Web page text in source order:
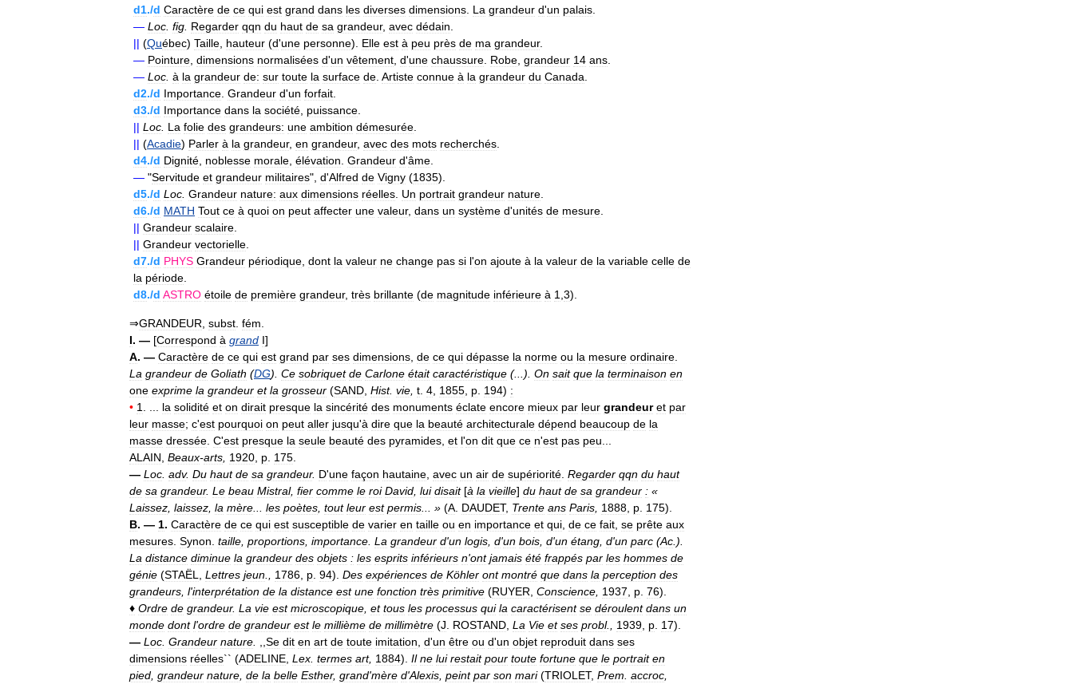
d1./d Caractère de ce qui est grand dans les diverses dimensions La grandeur d'un palais
— Loc fig Regarder qqn du haut de sa grandeur, avec dédain
|| (Québec) Taille hauteur (d'une personne). Elle est à peu près de ma grandeur.
— Pointure dimensions normalisées d'un vêtement d'une chaussure Robe grandeur 14 ans
— Loc à la grandeur de: sur toute la surface de Artiste connue à la grandeur du Canada
d2./d Importance Grandeur d'un forfait
d3./d Importance dans la société puissance
|| Loc La folie des grandeurs: une ambition démesurée
|| (Acadie) Parler à la grandeur, en grandeur, avec des mots recherchés
d4./d Dignité noblesse morale élévation Grandeur d'âme
— "Servitude et grandeur militaires", d'Alfred de Vigny (1835).
d5./d Loc Grandeur nature: aux dimensions réelles Un portrait grandeur nature
d6./d MATH Tout ce à quoi on peut affecter une valeur, dans un système d'unités de mesure
|| Grandeur scalaire
|| Grandeur vectorielle
d7./d PHYS Grandeur périodique dont la valeur ne change pas si l'on ajoute à la valeur de la variable celle de
la période
d8./d ASTRO étoile de première grandeur, très brillante (de magnitude inférieure à 1 3).
⇒GRANDEUR subst fém
I. — [Correspond à grand I]
A. — Caractère de ce qui est grand par ses dimensions de ce qui dépasse la norme ou la mesure ordinaire
La grandeur de Goliath (DG). Ce sobriquet de Carlone était caractéristique (...). On sait que la terminaison en
one exprime la grandeur et la grosseur (SAND Hist. vie t 4 1855 p 194) :
• 1 la solidité et on dirait presque la sincérité des monuments éclate encore mieux par leur grandeur et par
leur masse; c'est pourquoi on peut aller jusqu'à dire que la beauté architecturale dépend beaucoup de la
masse dressée C'est presque la seule beauté des pyramides et l'on dit que ce n'est pas peu
ALAIN Beaux-arts 1920 p 175
— Loc adv. Du haut de sa grandeur. D'une façon hautaine avec un air de supériorité Regarder qqn du haut
de sa grandeur. Le beau Mistral, fier comme le roi David lui disait [à la vieille] du haut de sa grandeur : «
Laissez laissez la mère les poètes tout leur est permis ... » (A DAUDET, Trente ans Paris 1888 p 175).
B. — 1. Caractère de ce qui est susceptible de varier en taille ou en importance et qui de ce fait se prête aux
mesures Synon taille proportions importance La grandeur d'un logis d'un bois d'un étang d'un parc (Ac ).
La distance diminue la grandeur des objets : les esprits inférieurs n'ont jamais été frappés par les hommes de
génie (STAËL Lettres jeun 1786 p 94). Des expériences de Köhler ont montré que dans la perception des
grandeurs l'interprétation de la distance est une fonction très primitive (RUYER Conscience 1937 p 76).
♦ Ordre de grandeur. La vie est microscopique et tous les processus qui la caractérisent se déroulent dans un
monde dont l'ordre de grandeur est le millième de millimètre (J ROSTAND La Vie et ses probl., 1939 p 17).
— Loc Grandeur nature Se dit en art de toute imitation d'un être ou d'un objet reproduit dans ses
dimensions réelles`` (ADELINE Lex termes art, 1884). Il ne lui restait pour toute fortune que le portrait en
pied grandeur nature de la belle Esther, grand'mère d'Alexis peint par son mari (TRIOLET, Prem accroc